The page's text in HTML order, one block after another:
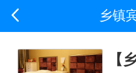
 乡镇
【